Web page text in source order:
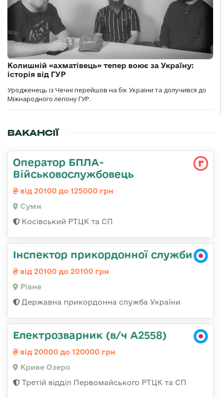
Колишній «ахматівець» тепер воює за Україну:
історія від ГУР
Уродженець із Чечні перейшов на бік України та долучився до
Міжнародного легіону ГУР.
ВАКАНСІЇ
Оператор БПЛА-
Військовослужбовець
від 20100 до 125000 грн
Суми
Косівський РТЦК та СП
Інспектор прикордонної служби
від 20100 до 20100 грн
Рівне
Державна прикордонна служба України
Електрозварник (в/ч А2558)
від 20000 до 120000 грн
Криве Озеро
Третій відділ Первомайського РТЦК та СП